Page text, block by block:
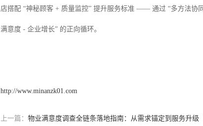
店搭配 “神秘顾客 + 质量监控” 提升服务标准 —— 通过 “多方法协
满意度 - 企业增长” 的正向循环。
http://www.minanzk01.com
上一篇： 物业满意度调查全链条落地指南：从需求锚定到服务升级